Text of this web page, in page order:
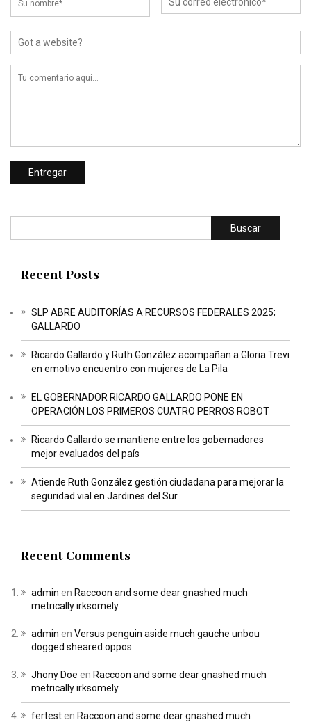
Buscar
Recent Posts
SLP ABRE AUDITORÍAS A RECURSOS FEDERALES 2025;
GALLARDO
Ricardo Gallardo y Ruth González acompañan a Gloria Trevi
en emotivo encuentro con mujeres de La Pila
EL GOBERNADOR RICARDO GALLARDO PONE EN
OPERACIÓN LOS PRIMEROS CUATRO PERROS ROBOT
Ricardo Gallardo se mantiene entre los gobernadores
mejor evaluados del país
Atiende Ruth González gestión ciudadana para mejorar la
seguridad vial en Jardines del Sur
Recent Comments
admin en Raccoon and some dear gnashed much
metrically irksomely
admin en Versus penguin aside much gauche unbou
dogged sheared oppos
Jhony Doe en Raccoon and some dear gnashed much
metrically irksomely
fertesten Raccoon and some dear gnashed much